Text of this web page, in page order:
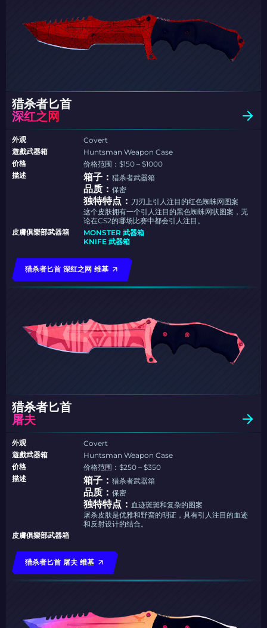
猎杀者匕首
深红之网
外观
Covert
遊戲武器箱
Huntsman Weapon Case
价格
价格范围：$150 – $1000
描述
箱子：猎杀者武器箱
品质：保密
独特特点： 刀刃上引人注目的红色蜘蛛网图案
这个皮肤拥有一个引人注目的黑色蜘蛛网状图案，无
论在CS2的哪场比赛中都会引人注目。
皮膚俱樂部武器箱
MONSTER 武器箱
KNIFE 武器箱
猎杀者匕首 深红之网 维基
猎杀者匕首
屠夫
外观
Covert
遊戲武器箱
Huntsman Weapon Case
价格
价格范围：$250 – $350
描述
箱子：猎杀者武器箱
品质：保密
独特特点： 血迹斑斑和复杂的图案
屠杀皮肤是优雅和野蛮的明证，具有引人注目的血迹
和反射设计的结合。
皮膚俱樂部武器箱
猎杀者匕首 屠夫 维基